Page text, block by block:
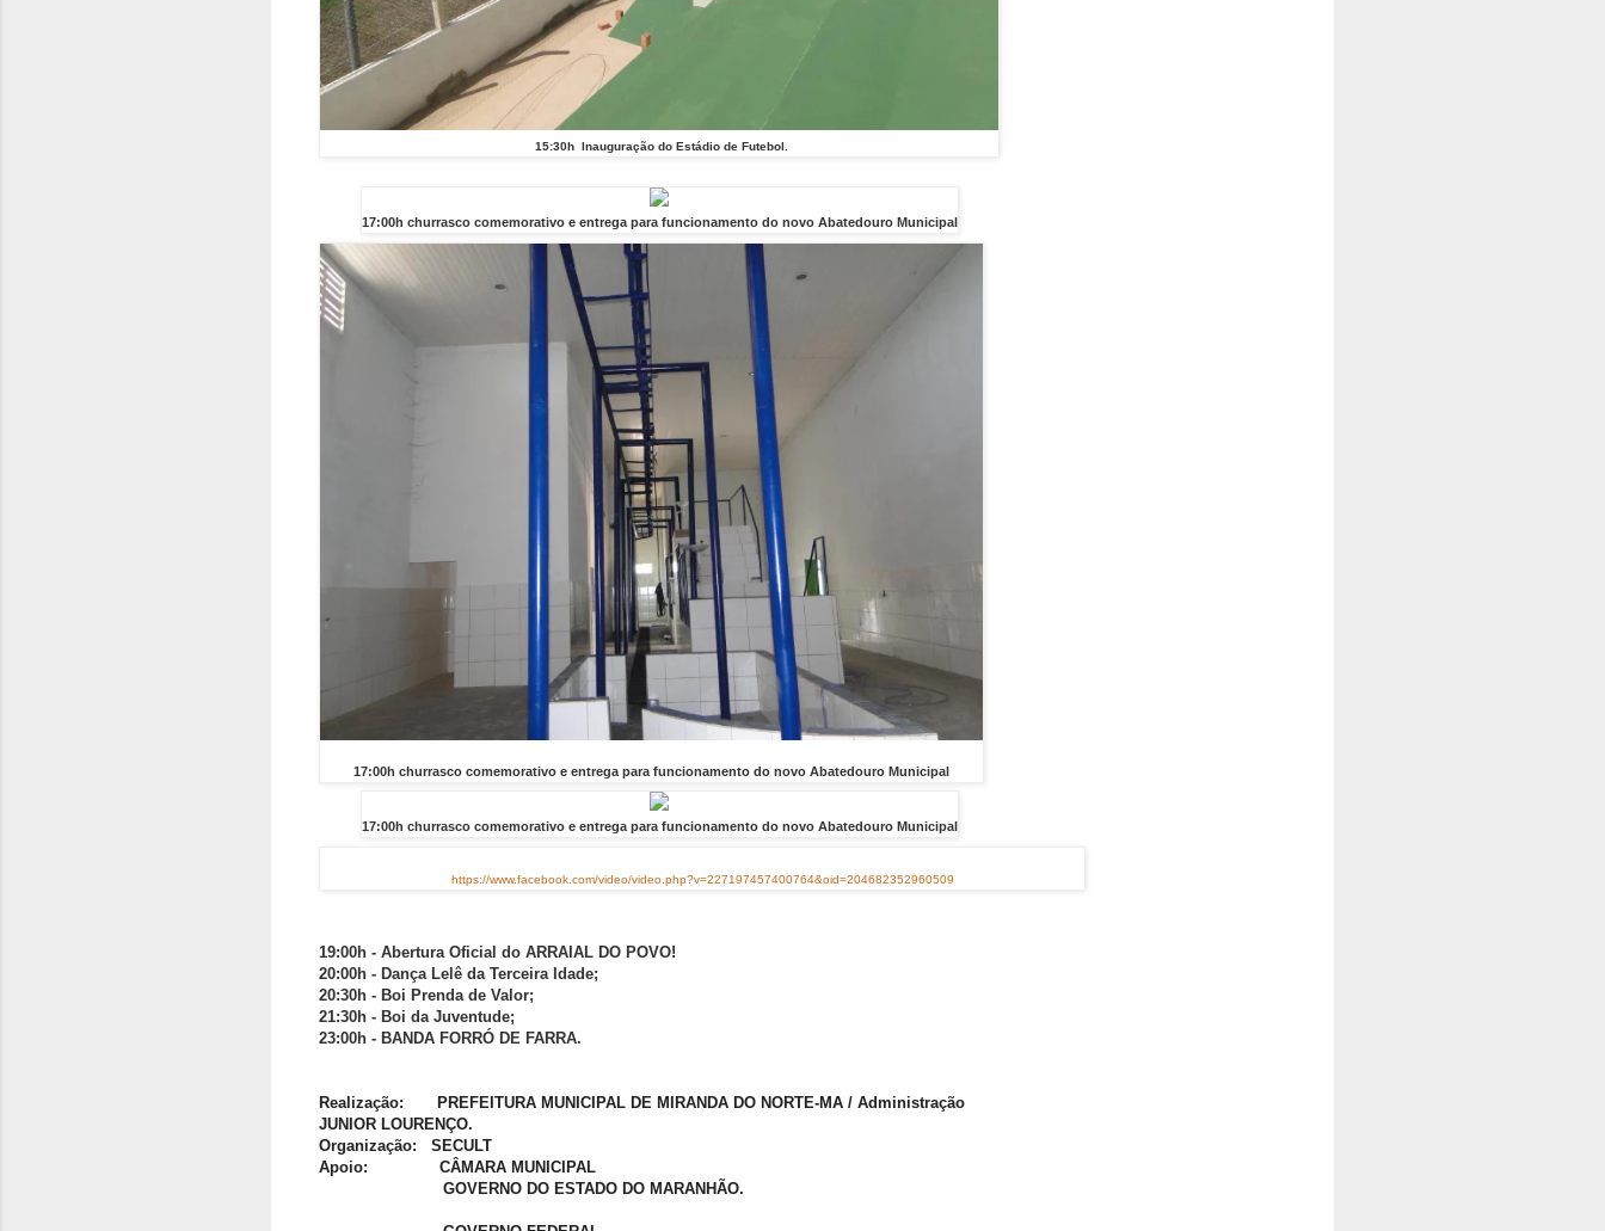
15:30h Inauguração do Estádio de Futebol.
17:00h churrasco comemorativo e entrega para funcionamento do novo Abatedouro Municipal
17:00h churrasco comemorativo e entrega para funcionamento do novo Abatedouro Municipal
17:00h churrasco comemorativo e entrega para funcionamento do novo Abatedouro Municipal
https://www.facebook.com/video/video.php?v=227197457400764&oid=204682352960509
19:00h - Abertura Oficial do ARRAIAL DO POVO!
20:00h - Dança Lelê da Terceira Idade;
20:30h - Boi Prenda de Valor;
21:30h - Boi da Juventude;
23:00h - BANDA FORRÓ DE FARRA.
Realização: PREFEITURA MUNICIPAL DE MIRANDA DO NORTE-MA / Administração
JUNIOR LOURENÇO.
Organização: SECULT
Apoio: CÂMARA MUNICIPAL
GOVERNO DO ESTADO DO MARANHÃO.